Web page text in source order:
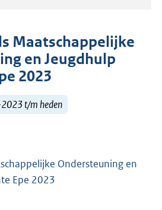
Maatschappelijke
en Jeugdhulp
2023
t/m heden
Ondersteuning en
Epe 2023